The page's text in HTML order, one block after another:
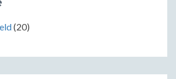
(20)